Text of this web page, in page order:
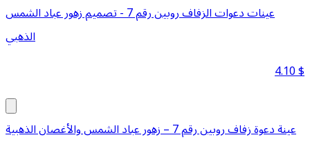
عينات دعوات الزفاف روبين رقم 7 - تصميم زهور عباد الشمس
الذهبي
4.10$
عينة دعوة زفاف روبين رقم 7 – زهور عباد الشمس والأغصان الذهبية